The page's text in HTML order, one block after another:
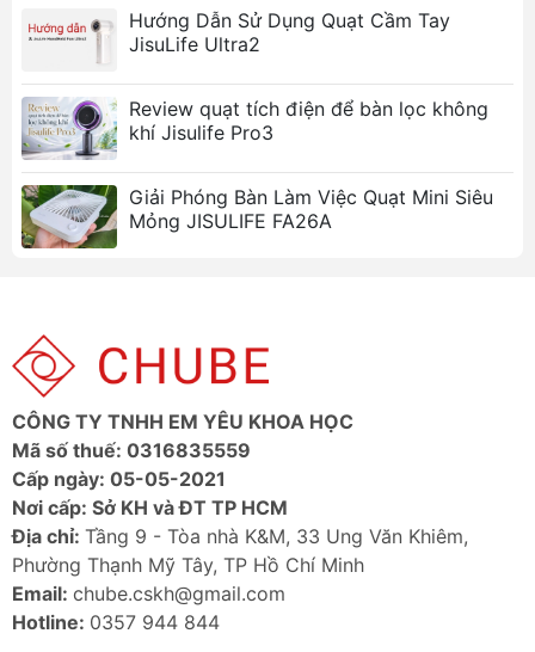
Hướng Dẫn Sử Dụng Quạt Cầm Tay
JisuLife Ultra2
Review quạt tích điện để bàn lọc không
khí Jisulife Pro3
Giải Phóng Bàn Làm Việc Quạt Mini Siêu
Mỏng JISULIFE FA26A
CÔNG TY TNHH EM YÊU KHOA HỌC
Mã số thuế: 0316835559
Cấp ngày: 05-05-2021
Nơi cấp: Sở KH và ĐT TP HCM
Địa chỉ: Tầng 9 - Tòa nhà K&M, 33 Ung Văn Khiêm,
Phường Thạnh Mỹ Tây, TP Hồ Chí Minh
Email: chube.cskh@gmail.com
Hotline: 0357 944 844